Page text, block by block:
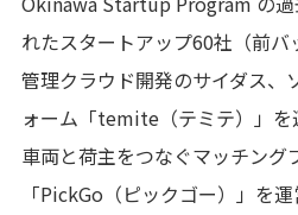
れたスタートアップ60社（前
管理クラウド開発のサイダス、
ォーム「temite（テミテ）」を
車両と荷主をつなぐマッチング
「PickGo（ピックゴー）」を